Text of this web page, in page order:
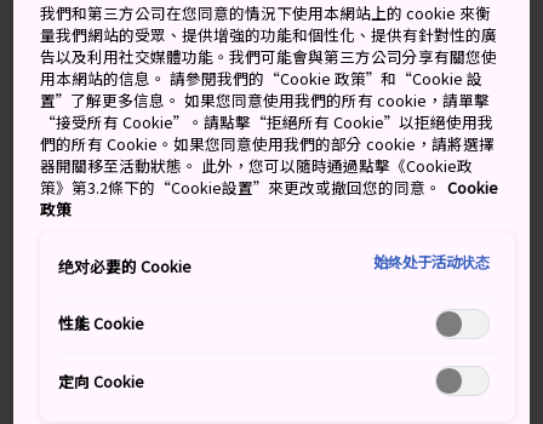
是，2,000 日圓紙鈔較少在市面上流通。雖然店家也收，
但很容易跟 1,000 日圓紙鈔混淆，因此找零時務必確認金
額無誤。
入境或離開日本時，如果您攜帶的現金超過一百萬日圓、
支票、旅行支票、證券等，通關時需要申報。關於確切的
必要程序，請參閱日本海關官方網站說明。
您可以在日本各地的郵政銀行 ATM 提領現金。這些 ATM
大多數位於郵局內，但有些火車站或超市也有設置。營業
時間隨 ATM 不同而異。ATM 均提供英語服務。
我們和第三方公司在您同意的情況下使用本網站上的 cookie 來衡
量我們網站的受眾、提供增強的功能和個性化、提供有針對性的廣
告以及利用社交媒體功能。我們可能會與第三方公司分享有關您使
用本網站的信息。 請參閱我們的“Cookie 政策”和“Cookie 設
置”了解更多信息。 如果您同意使用我們的所有 cookie，請單擊
“接受所有 Cookie”。請點擊“拒絕所有 Cookie”以拒絕使用我
們的所有 Cookie。如果您同意使用我們的部分 cookie，請將選擇
器開關移至活動狀態。 此外，您可以隨時通過點擊《Cookie政
策》第3.2條下的“Cookie設置”來更改或撤回您的同意。 Cookie
政策
绝对必要的 Cookie 始终处于活动状态
性能 Cookie
定向 Cookie